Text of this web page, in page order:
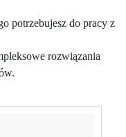
potrzebujesz do pracy z
rozwiązania